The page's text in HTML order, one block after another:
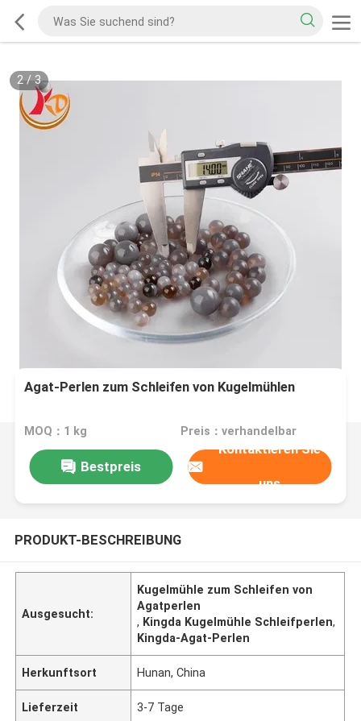
2/3
Agat-Perlen zum Schleifen von Kugelmühlen
MOQ：1 kg Preis：verhandelbar
Bestpreis
Kontaktieren Sie
uns
PRODUKT-BESCHREIBUNG
Ausgesucht:
Kugelmühle zum Schleifen von
Agatperlen
, Kingda Kugelmühle Schleifperlen,
Kingda-Agat-Perlen
Herkunftsort Hunan, China
Lieferzeit 3-7 Tage